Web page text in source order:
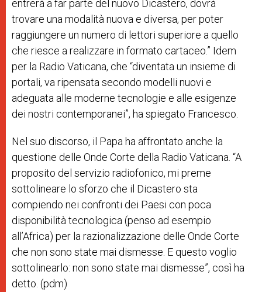
entrerà a far parte del nuovo Dicastero, dovrà
trovare una modalità nuova e diversa, per poter
raggiungere un numero di lettori superiore a quello
che riesce a realizzare in formato cartaceo.” Idem
per la Radio Vaticana, che “diventata un insieme di
portali, va ripensata secondo modelli nuovi e
adeguata alle moderne tecnologie e alle esigenze
dei nostri contemporanei”, ha spiegato Francesco.
Nel suo discorso, il Papa ha affrontato anche la
questione delle Onde Corte della Radio Vaticana. “A
proposito del servizio radiofonico, mi preme
sottolineare lo sforzo che il Dicastero sta
compiendo nei confronti dei Paesi con poca
disponibilità tecnologica (penso ad esempio
all’Africa) per la razionalizzazione delle Onde Corte
che non sono state mai dismesse. E questo voglio
sottolinearlo: non sono state mai dismesse”, così ha
detto. (pdm)